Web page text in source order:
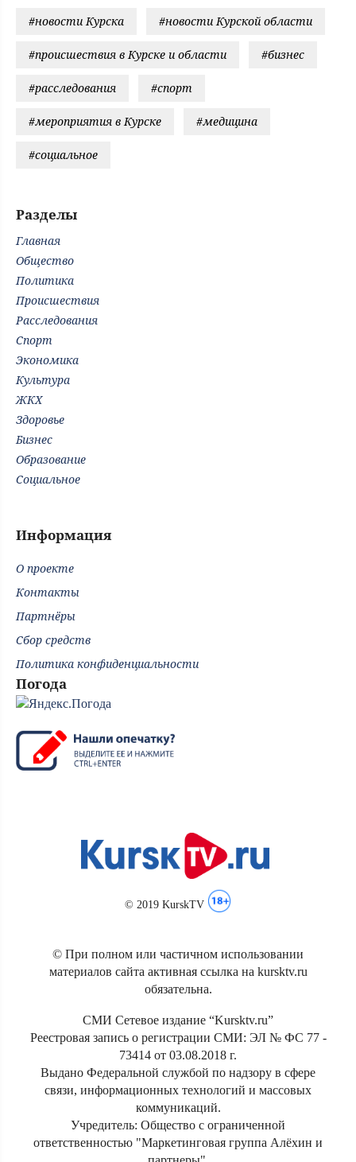
#новости Курска #новости Курской области
#происшествия в Курске и области #бизнес
#расследования #спорт
#мероприятия в Курске #медицина
#социальное
Разделы
Главная
Общество
Политика
Происшествия
Расследования
Спорт
Экономика
Культура
ЖКХ
Здоровье
Бизнес
Образование
Социальное
Информация
О проекте
Контакты
Партнёры
Сбор средств
Политика конфиденциальности
Погода
© 2019 KurskTV
© При полном или частичном использовании
материалов сайта активная ссылка на kursktv.ru
обязательна.
СМИ Сетевое издание “Kursktv.ru”
Реестровая запись о регистрации СМИ: ЭЛ № ФС 77 -
73414 от 03.08.2018 г.
Выдано Федеральной службой по надзору в сфере
связи, информационных технологий и массовых
коммуникаций.
Учредитель: Общество с ограниченной
ответственностью "Маркетинговая группа Алёхин и